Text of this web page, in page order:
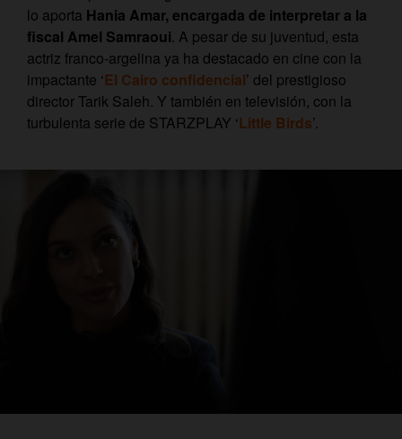
lo aporta Hania Amar, encargada de interpretar a la
fiscal Amel Samraoui. A pesar de su juventud, esta
actriz franco-argelina ya ha destacado en cine con la
impactante ‘El Cairo confidencial’ del prestigioso
director Tarik Saleh. Y también en televisión, con la
turbulenta serie de STARZPLAY ‘Little Birds’.